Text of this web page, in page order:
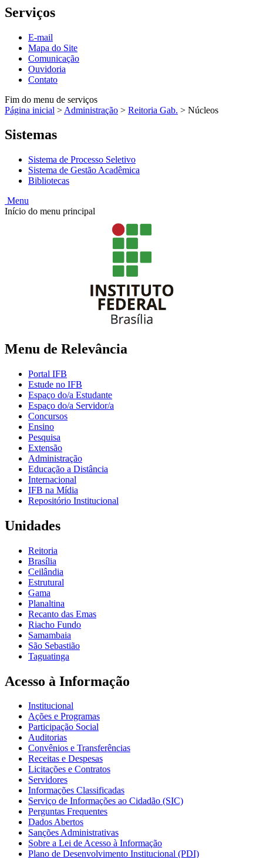
Serviços
E-mail
Mapa do Site
Comunicação
Ouvidoria
Contato
Fim do menu de serviços
Página inicial > Administração > Reitoria Gab. > Núcleos
Sistemas
Sistema de Processo Seletivo
Sistema de Gestão Acadêmica
Bibliotecas
Menu
Início do menu principal
Menu de Relevância
Portal IFB
Estude no IFB
Espaço do/a Estudante
Espaço do/a Servidor/a
Concursos
Ensino
Pesquisa
Extensão
Administração
Educação a Distância
Internacional
IFB na Mídia
Repositório Institucional
Unidades
Reitoria
Brasília
Ceilândia
Estrutural
Gama
Planaltina
Recanto das Emas
Riacho Fundo
Samambaia
São Sebastião
Taguatinga
Acesso à Informação
Institucional
Ações e Programas
Participação Social
Auditorias
Convênios e Transferências
Receitas e Despesas
Licitações e Contratos
Servidores
Informações Classificadas
Serviço de Informações ao Cidadão (SIC)
Perguntas Frequentes
Dados Abertos
Sanções Administrativas
Sobre a Lei de Acesso à Informação
Plano de Desenvolvimento Institucional (PDI)